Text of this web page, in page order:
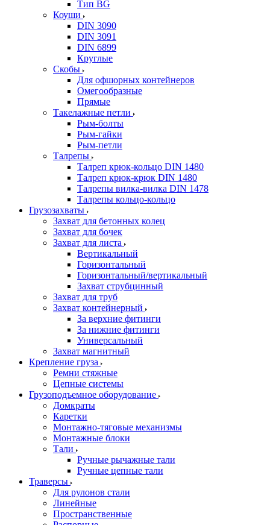
Тип BG
Коуши
DIN 3090
DIN 3091
DIN 6899
Круглые
Скобы
Для офшорных контейнеров
Омегообразные
Прямые
Такелажные петли
Рым-болты
Рым-гайки
Рым-петли
Талрепы
Талреп крюк-кольцо DIN 1480
Талреп крюк-крюк DIN 1480
Талрепы вилка-вилка DIN 1478
Талрепы кольцо-кольцо
Грузозахваты
Захват для бетонных колец
Захват для бочек
Захват для листа
Вертикальный
Горизонтальный
Горизонтальный/вертикальный
Захват струбцинный
Захват для труб
Захват контейнерный
За верхние фитинги
За нижние фитинги
Универсальный
Захват магнитный
Крепление груза
Ремни стяжные
Цепные системы
Грузоподъемное оборудование
Домкраты
Каретки
Монтажно-тяговые механизмы
Монтажные блоки
Тали
Ручные рычажные тали
Ручные цепные тали
Траверсы
Для рулонов стали
Линейные
Пространственные